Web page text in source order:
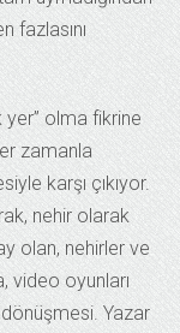
fazlasını
yer” olma fikrine
zamanla
karşı çıkıyor.
nehir olarak
olan, nehirler ve
video oyunları
Yazar